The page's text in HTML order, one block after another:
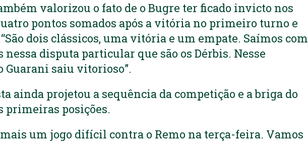
valorizou o fato de o Bugre ter ficado invicto nos
pontos somados após a vitória no primeiro turno e
dois clássicos, uma vitória e um empate. Saímos com
nessa disputa particular que são os Dérbis. Nesse
Guarani saiu vitorioso”.
ainda projetou a sequência da competição e a briga do
primeiras posições.
mais um jogo difícil contra o Remo na terça-feira. Vamos